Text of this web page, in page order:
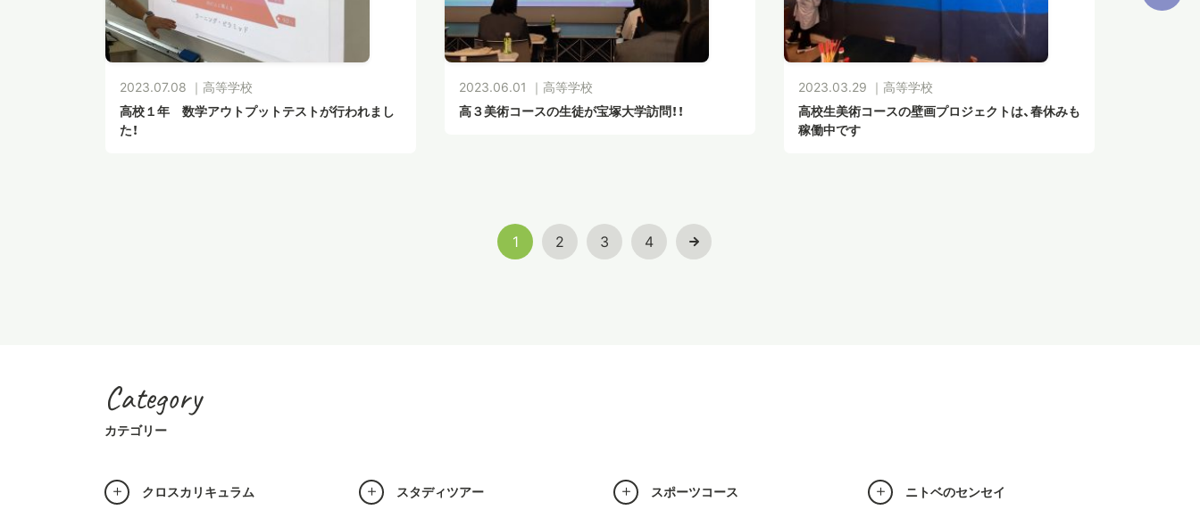
2023.07.08 ｜ 高等学校
高校１年 数学アウトプットテストが行われまし
た！
2023.06.01 ｜ 高等学校
高３美術コースの生徒が宝塚大学訪問！！
2023.03.29 ｜ 高等学校
高校生美術コースの壁画プロジェクトは、春休みも
稼働中です
1 2 3 4
Category
カテゴリー
クロスカリキュラム スタディツアー スポーツコース ニトベのセンセイ